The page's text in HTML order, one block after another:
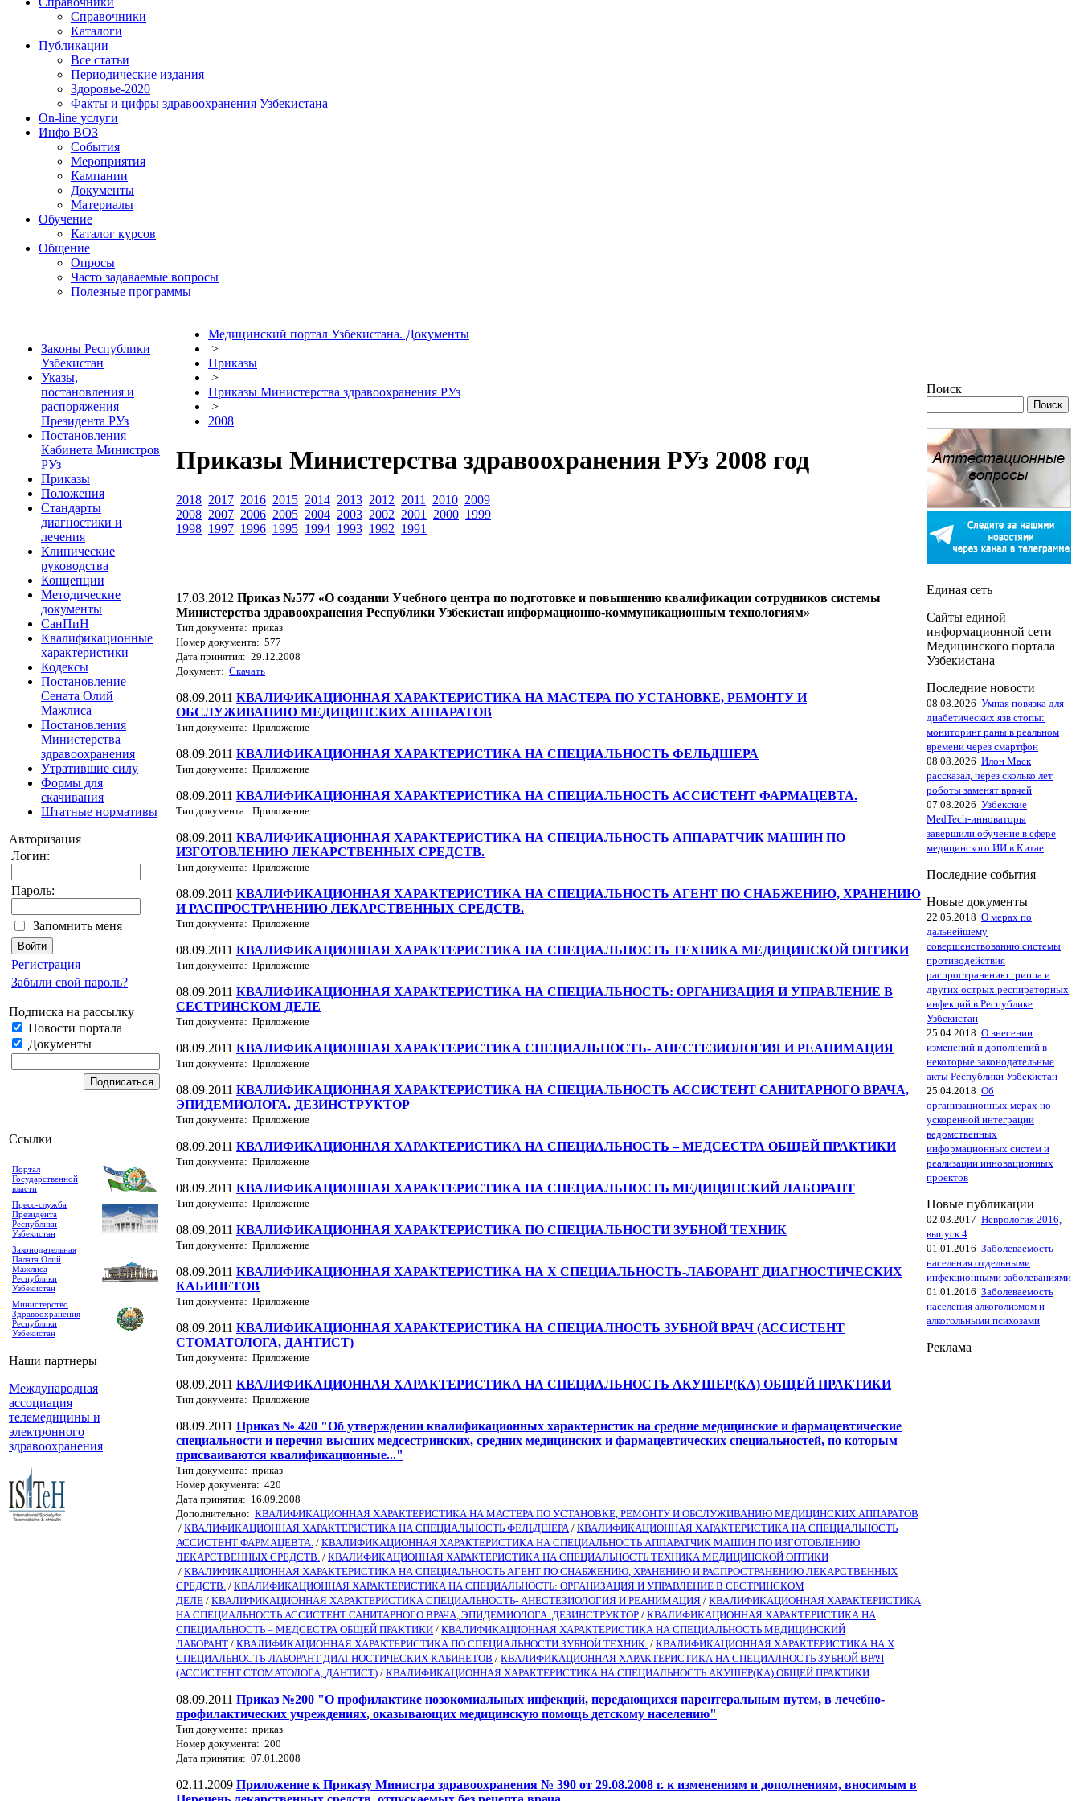
Справочники
Каталоги
Публикации
Все статьи
Периодические издания
Здоровье-2020
Факты и цифры здравоохранения Узбекистана
On-line услуги
Инфо ВОЗ
События
Мероприятия
Кампании
Документы
Материалы
Обучение
Каталог курсов
Общение
Опросы
Часто задаваемые вопросы
Полезные программы
Законы Республики
Узбекистан
Указы,
постановления и
распоряжения
Президента РУз
Постановления
Кабинета Министров
РУз
Приказы
Положения
Стандарты
диагностики и
лечения
Клинические
руководства
Концепции
Методические
документы
СанПиН
Квалификационные
характеристики
Кодексы
Постановление
Сената Олий
Мажлиса
Постановления
Министерства
здравоохранения
Утратившие силу
Формы для
скачивания
Штатные нормативы
Авторизация
Логин:
Пароль:
Запомнить меня
Регистрация
Забыли свой пароль?
Подписка на рассылку
Новости портала
Документы
Ссылки
Портал
Государственной
власти
Пресс-служба
Президента
Республики
Узбекистан
Законодательная
Палата Олий
Мажлиса
Республики
Узбекистан
Министерство
Здравоохранения
Республики
Узбекистан
Наши партнеры
Международная
ассоциация
телемедицины и
электронного
здравоохранения
Медицинский портал Узбекистана. Документы
>
Приказы
>
Приказы Министерства здравоохранения РУз
>
2008
Приказы Министерства здравоохранения РУз 2008 год
2018 2017 2016 2015 2014 2013 2012 2011 2010 2009
2008 2007 2006 2005 2004 2003 2002 2001 2000 1999
1998 1997 1996 1995 1994 1993 1992 1991
17.03.2012 Приказ №577 «О создании Учебного центра по подготовке и повышению квалификации сотрудников системы
Министерства здравоохранения Республики Узбекистан информационно-коммуникационным технологиям»
Тип документа: приказ
Номер документа: 577
Дата принятия: 29.12.2008
Документ: Скачать
08.09.2011 КВАЛИФИКАЦИОННАЯ ХАРАКТЕРИСТИКА НА МАСТЕРА ПО УСТАНОВКЕ, РЕМОНТУ И
ОБСЛУЖИВАНИЮ МЕДИЦИНСКИХ АППАРАТОВ
Тип документа: Приложение
08.09.2011 КВАЛИФИКАЦИОННАЯ ХАРАКТЕРИСТИКА НА СПЕЦИАЛЬНОСТЬ ФЕЛЬДШЕРА
Тип документа: Приложение
08.09.2011 КВАЛИФИКАЦИОННАЯ ХАРАКТЕРИСТИКА НА СПЕЦИАЛЬНОСТЬ АССИСТЕНТ ФАРМАЦЕВТА.
Тип документа: Приложение
08.09.2011 КВАЛИФИКАЦИОННАЯ ХАРАКТЕРИСТИКА НА СПЕЦИАЛЬНОСТЬ АППАРАТЧИК МАШИН ПО
ИЗГОТОВЛЕНИЮ ЛЕКАРСТВЕННЫХ СРЕДСТВ.
Тип документа: Приложение
08.09.2011 КВАЛИФИКАЦИОННАЯ ХАРАКТЕРИСТИКА НА СПЕЦИАЛЬНОСТЬ АГЕНТ ПО СНАБЖЕНИЮ, ХРАНЕНИЮ
И РАСПРОСТРАНЕНИЮ ЛЕКАРСТВЕННЫХ СРЕДСТВ.
Тип документа: Приложение
08.09.2011 КВАЛИФИКАЦИОННАЯ ХАРАКТЕРИСТИКА НА СПЕЦИАЛЬНОСТЬ ТЕХНИКА МЕДИЦИНСКОЙ ОПТИКИ
Тип документа: Приложение
08.09.2011 КВАЛИФИКАЦИОННАЯ ХАРАКТЕРИСТИКА НА СПЕЦИАЛЬНОСТЬ: ОРГАНИЗАЦИЯ И УПРАВЛЕНИЕ В
СЕСТРИНСКОМ ДЕЛЕ
Тип документа: Приложение
08.09.2011 КВАЛИФИКАЦИОННАЯ ХАРАКТЕРИСТИКА СПЕЦИАЛЬНОСТЬ- АНЕСТЕЗИОЛОГИЯ И РЕАНИМАЦИЯ
Тип документа: Приложение
08.09.2011 КВАЛИФИКАЦИОННАЯ ХАРАКТЕРИСТИКА НА СПЕЦИАЛЬНОСТЬ АССИСТЕНТ САНИТАРНОГО ВРАЧА,
ЭПИДЕМИОЛОГА. ДЕЗИНСТРУКТОР
Тип документа: Приложение
08.09.2011 КВАЛИФИКАЦИОННАЯ ХАРАКТЕРИСТИКА НА СПЕЦИАЛЬНОСТЬ – МЕДСЕСТРА ОБЩЕЙ ПРАКТИКИ
Тип документа: Приложение
08.09.2011 КВАЛИФИКАЦИОННАЯ ХАРАКТЕРИСТИКА НА СПЕЦИАЛЬНОСТЬ МЕДИЦИНСКИЙ ЛАБОРАНТ
Тип документа: Приложение
08.09.2011 КВАЛИФИКАЦИОННАЯ ХАРАКТЕРИСТИКА ПО СПЕЦИАЛЬНОСТИ ЗУБНОЙ ТЕХНИК
Тип документа: Приложение
08.09.2011 КВАЛИФИКАЦИОННАЯ ХАРАКТЕРИСТИКА НА X СПЕЦИАЛЬНОСТЬ-ЛАБОРАНТ ДИАГНОСТИЧЕСКИХ
КАБИНЕТОВ
Тип документа: Приложение
08.09.2011 КВАЛИФИКАЦИОННАЯ ХАРАКТЕРИСТИКА НА СПЕЦИАЛНОСТЬ ЗУБНОЙ ВРАЧ (АССИСТЕНТ
СТОМАТОЛОГА, ДАНТИСТ)
Тип документа: Приложение
08.09.2011 КВАЛИФИКАЦИОННАЯ ХАРАКТЕРИСТИКА НА СПЕЦИАЛЬНОСТЬ АКУШЕР(КА) ОБЩЕЙ ПРАКТИКИ
Тип документа: Приложение
08.09.2011 Приказ № 420 "Об утверждении квалификационных характеристик на средние медицинские и фармацевтические
специальности и перечня высших медсестринских, средних медицинских и фармацевтических специальностей, по которым
присваиваются квалификационные..."
Тип документа: приказ
Номер документа: 420
Дата принятия: 16.09.2008
Дополнительно: КВАЛИФИКАЦИОННАЯ ХАРАКТЕРИСТИКА НА МАСТЕРА ПО УСТАНОВКЕ, РЕМОНТУ И ОБСЛУЖИВАНИЮ МЕДИЦИНСКИХ АППАРАТОВ
/ КВАЛИФИКАЦИОННАЯ ХАРАКТЕРИСТИКА НА СПЕЦИАЛЬНОСТЬ ФЕЛЬДШЕРА / КВАЛИФИКАЦИОННАЯ ХАРАКТЕРИСТИКА НА СПЕЦИАЛЬНОСТЬ
АССИСТЕНТ ФАРМАЦЕВТА. / КВАЛИФИКАЦИОННАЯ ХАРАКТЕРИСТИКА НА СПЕЦИАЛЬНОСТЬ АППАРАТЧИК МАШИН ПО ИЗГОТОВЛЕНИЮ
ЛЕКАРСТВЕННЫХ СРЕДСТВ. / КВАЛИФИКАЦИОННАЯ ХАРАКТЕРИСТИКА НА СПЕЦИАЛЬНОСТЬ ТЕХНИКА МЕДИЦИНСКОЙ ОПТИКИ
/ КВАЛИФИКАЦИОННАЯ ХАРАКТЕРИСТИКА НА СПЕЦИАЛЬНОСТЬ АГЕНТ ПО СНАБЖЕНИЮ, ХРАНЕНИЮ И РАСПРОСТРАНЕНИЮ ЛЕКАРСТВЕННЫХ
СРЕДСТВ. / КВАЛИФИКАЦИОННАЯ ХАРАКТЕРИСТИКА НА СПЕЦИАЛЬНОСТЬ: ОРГАНИЗАЦИЯ И УПРАВЛЕНИЕ В СЕСТРИНСКОМ
ДЕЛЕ / КВАЛИФИКАЦИОННАЯ ХАРАКТЕРИСТИКА СПЕЦИАЛЬНОСТЬ- АНЕСТЕЗИОЛОГИЯ И РЕАНИМАЦИЯ / КВАЛИФИКАЦИОННАЯ ХАРАКТЕРИСТИКА
НА СПЕЦИАЛЬНОСТЬ АССИСТЕНТ САНИТАРНОГО ВРАЧА, ЭПИДЕМИОЛОГА. ДЕЗИНСТРУКТОР / КВАЛИФИКАЦИОННАЯ ХАРАКТЕРИСТИКА НА
СПЕЦИАЛЬНОСТЬ – МЕДСЕСТРА ОБЩЕЙ ПРАКТИКИ / КВАЛИФИКАЦИОННАЯ ХАРАКТЕРИСТИКА НА СПЕЦИАЛЬНОСТЬ МЕДИЦИНСКИЙ
ЛАБОРАНТ / КВАЛИФИКАЦИОННАЯ ХАРАКТЕРИСТИКА ПО СПЕЦИАЛЬНОСТИ ЗУБНОЙ ТЕХНИК / КВАЛИФИКАЦИОННАЯ ХАРАКТЕРИСТИКА НА X
СПЕЦИАЛЬНОСТЬ-ЛАБОРАНТ ДИАГНОСТИЧЕСКИХ КАБИНЕТОВ / КВАЛИФИКАЦИОННАЯ ХАРАКТЕРИСТИКА НА СПЕЦИАЛНОСТЬ ЗУБНОЙ ВРАЧ
(АССИСТЕНТ СТОМАТОЛОГА, ДАНТИСТ) / КВАЛИФИКАЦИОННАЯ ХАРАКТЕРИСТИКА НА СПЕЦИАЛЬНОСТЬ АКУШЕР(КА) ОБЩЕЙ ПРАКТИКИ
08.09.2011 Приказ №200 "О профилактике нозокомиальных инфекций, передающихся парентеральным путем, в лечебно-
профилактических учреждениях, оказывающих медицинскую помощь детскому населению"
Тип документа: приказ
Номер документа: 200
Дата принятия: 07.01.2008
02.11.2009 Приложение к Приказу Министра здравоохранения № 390 от 29.08.2008 г. к изменениям и дополнениям, вносимым в
Поиск
Единая сеть
Сайты единой
информационной сети
Медицинского портала
Узбекистана
Последние новости
08.08.2026 Умная повязка для
диабетических язв стопы:
мониторинг раны в реальном
времени через смартфон
08.08.2026 Илон Маск
рассказал, через сколько лет
роботы заменят врачей
07.08.2026 Узбекские
MedTech-инноваторы
завершили обучение в сфере
медицинского ИИ в Китае
Последние события
Новые документы
22.05.2018 О мерах по
дальнейшему
совершенствованию системы
противодействия
распространению гриппа и
других острых респираторных
инфекций в Республике
Узбекистан
25.04.2018 О внесении
изменений и дополнений в
некоторые законодательные
акты Республики Узбекистан
25.04.2018 Об
организационных мерах но
ускоренной интеграции
ведомственных
информационных систем и
реализации инновационных
проектов
Новые публикации
02.03.2017 Неврология 2016,
выпуск 4
01.01.2016 Заболеваемость
населения отдельными
инфекционными заболеваниями
01.01.2016 Заболеваемость
населения алкоголизмом и
алкогольными психозами
Реклама